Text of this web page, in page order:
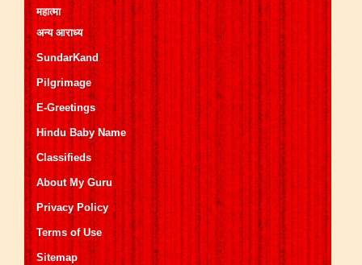
महात्मा
अन्य आराध्य
SundarKand
Pilgrimage
E-Greetings
Hindu Baby Name
Classifieds
About My Guru
Privacy Policy
Terms of Use
Sitemap